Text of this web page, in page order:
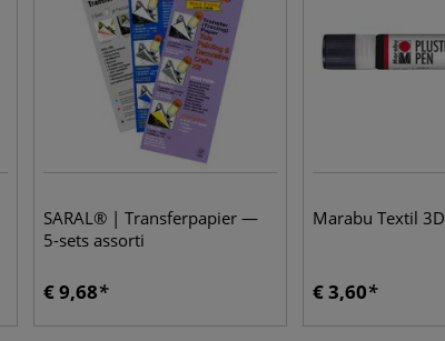
SARAL® | Transferpapier —
5-sets assorti
€ 9,68
Marabu Textil 3D
€ 3,60